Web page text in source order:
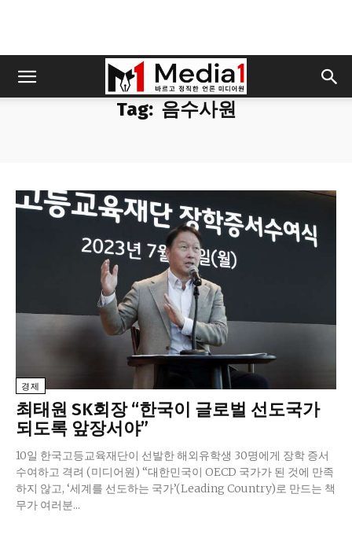
Tag: 음수사원
경제
최태원 SK회장 “한국이 글로벌 선도국가
되도록 앞장서야”
10일 한국고등교육재단이 선발한 해외유학생 30명에게 장학 증서
수여하고 격려 (미디어원) “대한민국이 OECD 국가가 된 것에 만족
하지 않고, ‘세계를 선도하는 국가’(Leading Country)로 만드는 책
무가 여러분...